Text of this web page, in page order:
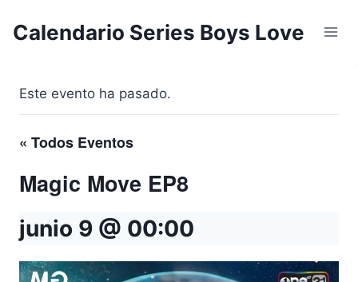
Calendario Series Boys Love
Este evento ha pasado.
« Todos Eventos
Magic Move EP8
junio 9 @ 00:00